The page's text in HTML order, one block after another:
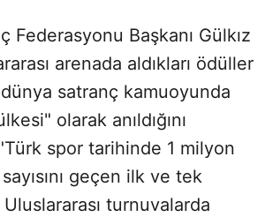
Federasyonu Başkanı Gülkız
arenada aldıkları ödüller
satranç kamuoyunda
olarak anıldığını
spor tarihinde 1 milyon
geçen ilk ve tek
turnuvalarda